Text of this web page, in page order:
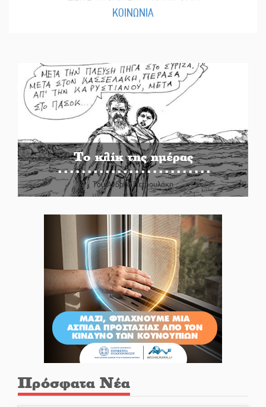
ΚΟΙΝΩΝΙΑ
Το κλίκ της ημέρας
Του Ανδρέα Πετρουλάκη
Πρόσφατα Νέα